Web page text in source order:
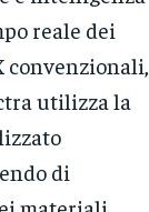
reale dei
convenzionali,
utilizza la
di